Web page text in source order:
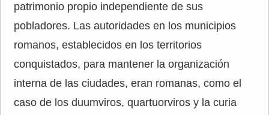
patrimonio propio independiente de sus
pobladores. Las autoridades en los municipios
romanos, establecidos en los territorios
conquistados, para mantener la organización
interna de las ciudades, eran romanas, como el
caso de los duumviros, quartuorviros y la curia